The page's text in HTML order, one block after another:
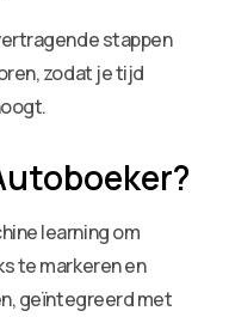
stappen
zodat je tijd
learning om
te markeren en
geïntegreerd met